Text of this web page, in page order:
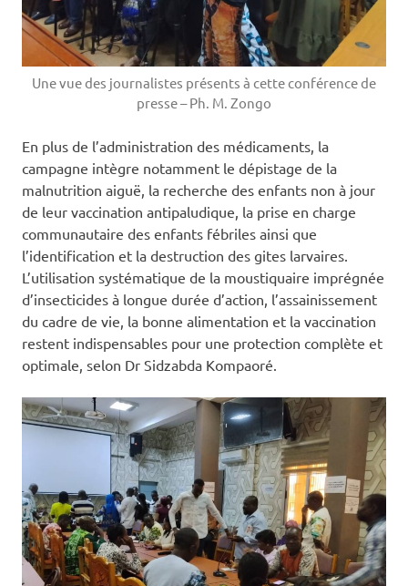
Une vue des journalistes présents à cette conférence de
presse – Ph. M. Zongo
En plus de l’administration des médicaments, la
campagne intègre notamment le dépistage de la
malnutrition aiguë, la recherche des enfants non à jour
de leur vaccination antipaludique, la prise en charge
communautaire des enfants fébriles ainsi que
l’identification et la destruction des gites larvaires.
L’utilisation systématique de la moustiquaire imprégnée
d’insecticides à longue durée d’action, l’assainissement
du cadre de vie, la bonne alimentation et la vaccination
restent indispensables pour une protection complète et
optimale, selon Dr Sidzabda Kompaoré.